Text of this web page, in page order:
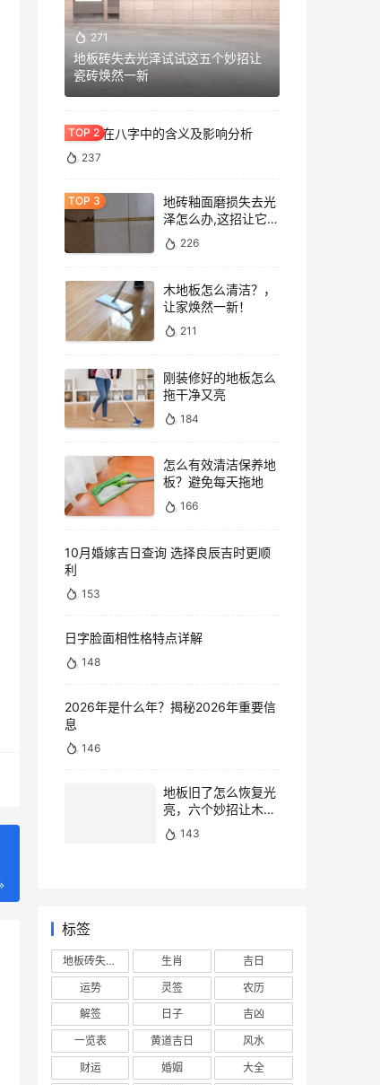
271
地板砖失去光泽试试这五个妙招让
瓷砖焕然一新
七杀格在八字中的含义及影响分析
237
地砖釉面磨损失去光
泽怎么办,这招让它重
焕光泽!
226
木地板怎么清洁？，
让家焕然一新！
211
刚装修好的地板怎么
拖干净又亮
184
怎么有效清洁保养地
板？避免每天拖地
166
10月婚嫁吉日查询 选择良辰吉时更顺
利
153
日字脸面相性格特点详解
148
2026年是什么年？揭秘2026年重要信
息
146
地板旧了怎么恢复光
亮，六个妙招让木地
板焕然一新
143
标签
地板砖失去光泽 生肖
吉日
运势
灵签
农历
解签
日子
吉凶
一览表
黄道吉日
风水
财运
婚姻
大全